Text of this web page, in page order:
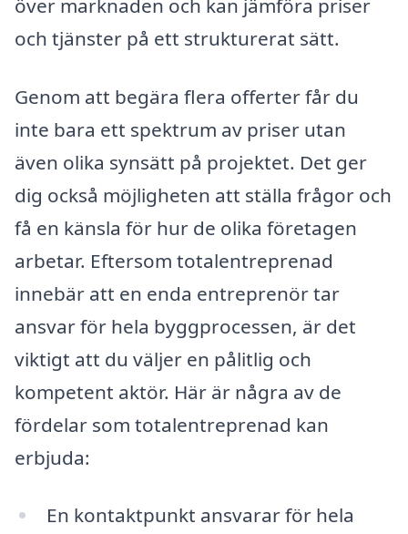
över marknaden och kan jämföra priser
och tjänster på ett strukturerat sätt.
Genom att begära flera offerter får du
inte bara ett spektrum av priser utan
även olika synsätt på projektet. Det ger
dig också möjligheten att ställa frågor och
få en känsla för hur de olika företagen
arbetar. Eftersom totalentreprenad
innebär att en enda entreprenör tar
ansvar för hela byggprocessen, är det
viktigt att du väljer en pålitlig och
kompetent aktör. Här är några av de
fördelar som totalentreprenad kan
erbjuda:
En kontaktpunkt ansvarar för hela